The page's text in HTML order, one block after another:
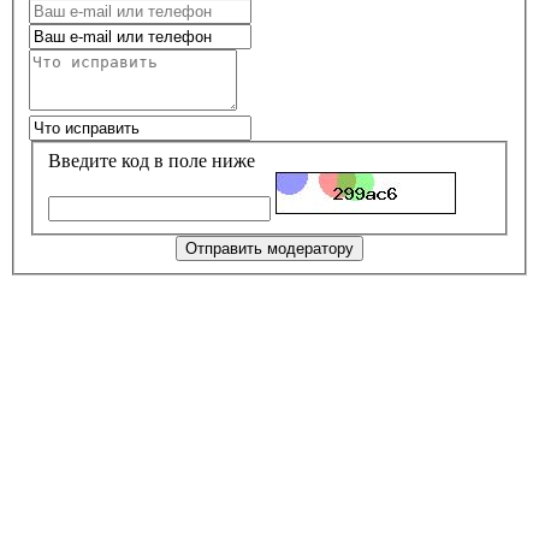
Введите код в поле ниже
Отправить модератору